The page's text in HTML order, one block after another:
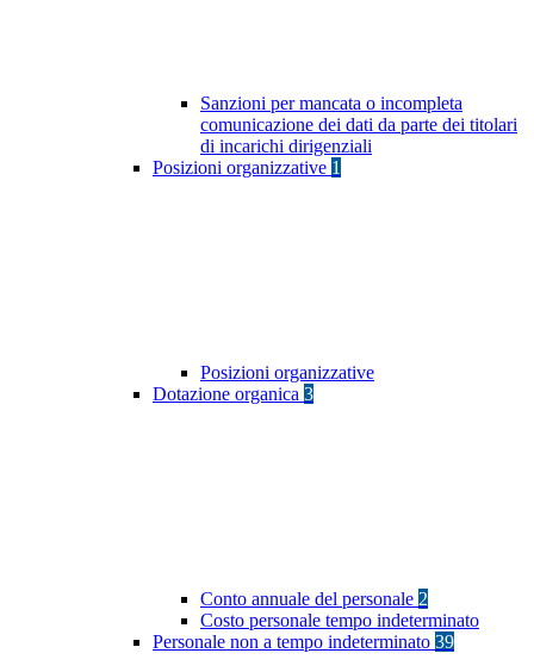
Sanzioni per mancata o incompleta
comunicazione dei dati da parte dei titolari
di incarichi dirigenziali
Posizioni organizzative 1
Posizioni organizzative
Dotazione organica 3
Conto annuale del personale 2
Costo personale tempo indeterminato
Personale non a tempo indeterminato 39